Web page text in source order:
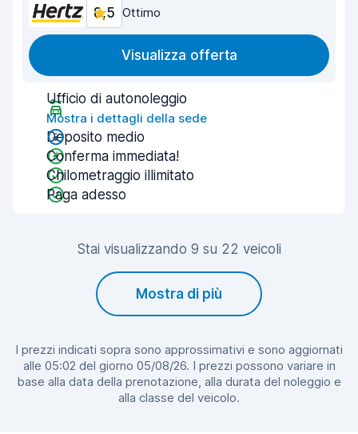
8,5 Ottimo
Visualizza offerta
Ufficio di autonoleggio
Mostra i dettagli della sede
Deposito medio
Conferma immediata!
Chilometraggio illimitato
Paga adesso
Stai visualizzando 9 su 22 veicoli
Mostra di più
I prezzi indicati sopra sono approssimativi e sono aggiornati
alle 05:02 del giorno 05/08/26. I prezzi possono variare in
base alla data della prenotazione, alla durata del noleggio e
alla classe del veicolo.